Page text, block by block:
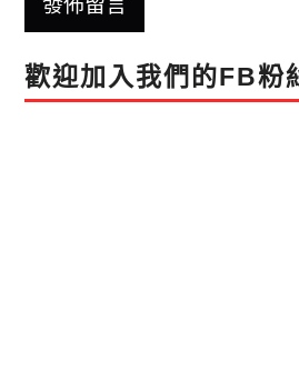
歡迎加入我們的FB粉